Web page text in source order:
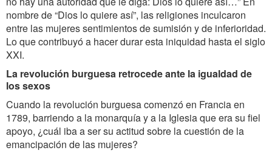
nombre de “Dios lo quiere así”, las religiones inculcaron
entre las mujeres sentimientos de sumisión y de inferioridad.
Lo que contribuyó a hacer durar esta iniquidad hasta el siglo
XXI.
La revolución burguesa retrocede ante la igualdad de
los sexos
Cuando la revolución burguesa comenzó en Francia en
1789, barriendo a la monarquía y a la Iglesia que era su fiel
apoyo, ¿cuál iba a ser su actitud sobre la cuestión de la
emancipación de las mujeres?